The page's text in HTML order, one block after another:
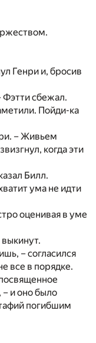
Генри и, бросив
Фэтти сбежал.
Пойди-ка
– Живьем
когда эти
Билл.
ума не идти
оценивая в уме
– согласился
все в порядке.
и оно было
погибшим